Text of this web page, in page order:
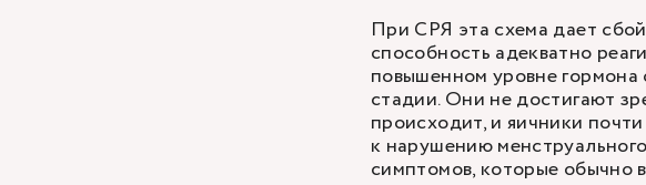
При СРЯ эта схема дает
способность адекватно
повышенном уровне
стадии. Они не достигают
происходит, и яичники
к нарушению
симптомов, которые обычно